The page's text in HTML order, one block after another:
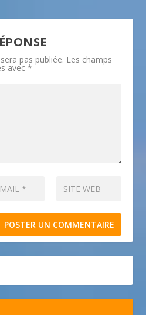
pas publiée. Les champs
avec*